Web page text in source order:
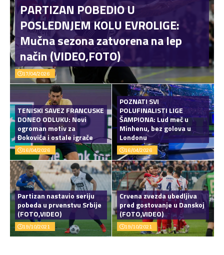
PARTIZAN POBEDIO U
POSLEDNJEM KOLU EVROLIGE:
Mučna sezona zatvorena na lep
način (VIDEO,FOTO)
17/04/2026
TENISKI SAVEZ FRANCUSKE
DONEO ODLUKU: Novi
ogroman motiv za
Đokovića i ostale igrače
16/04/2026
POZNATI SVI
POLUFINALISTI LIGE
ŠAMPIONA: Lud meč u
Minhenu, bez golova u
Londonu
16/04/2026
Partizan nastavio seriju
pobeda u prvenstvu Srbije
(FOTO,VIDEO)
19/10/2021
Crvena zvezda ubedljiva
pred gostovanje u Danskoj
(FOTO,VIDEO)
19/10/2021